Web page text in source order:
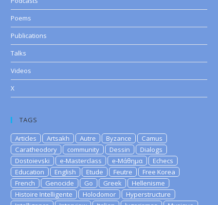
Poems
Publications
Talks
Videos
X
TAGS
Articles Artsakh Autre Byzance
Camus
Caratheodory
community Dessin
Dialogs
Dostoievski
e-Masterclass e-Μάθημα
Echecs
Education
English Etude Feutre
Free Korea
French
Genocide Go Greek
Hellenisme
Histoire Intelligente
Holodomor
Hyperstructure